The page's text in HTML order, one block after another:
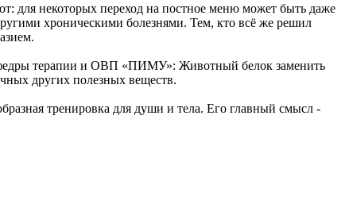
для некоторых переход на постное меню может быть даже
хроническими болезнями. Тем, кто всё же решил
терапии и ОВП «ПИМУ»: Животный белок заменить
других полезных веществ.
тренировка для души и тела. Его главный смысл -